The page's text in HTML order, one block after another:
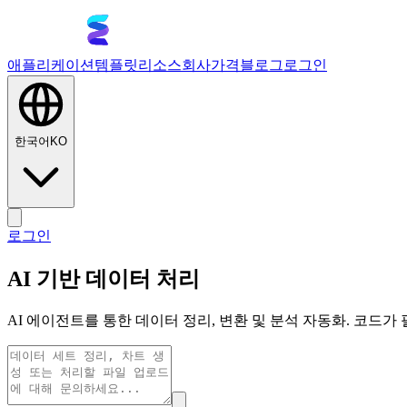
애플리케이션 템플릿리소스회사가격블로그 로그인
한국어 KO
로그인
AI 기반 데이터 처리
AI 에이전트를 통한 데이터 정리, 변환 및 분석 자동화. 코드가